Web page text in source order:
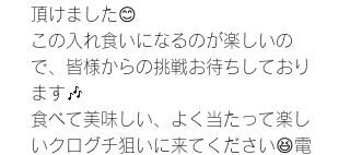
頂けました😊
この入れ食いになるのが楽しいの
で、皆様からの挑戦お待ちしており
ます🎶
食べて美味しい、よく当たって楽し
いクログチ狙いに来てください😆電